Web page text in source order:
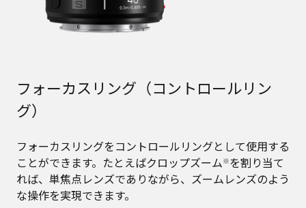
フォーカスリング（コントロールリン
グ）
フォーカスリングをコントロールリングとして使用する
ことができます。たとえばクロップズーム※を割り当て
れば、単焦点レンズでありながら、ズームレンズのよう
な操作を実現できます。